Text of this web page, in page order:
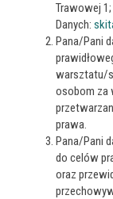
Trawowej
Danych:
Pana/Pani
warsztatu/
osobom za
prawa.
Pana/Pani
do celów
oraz